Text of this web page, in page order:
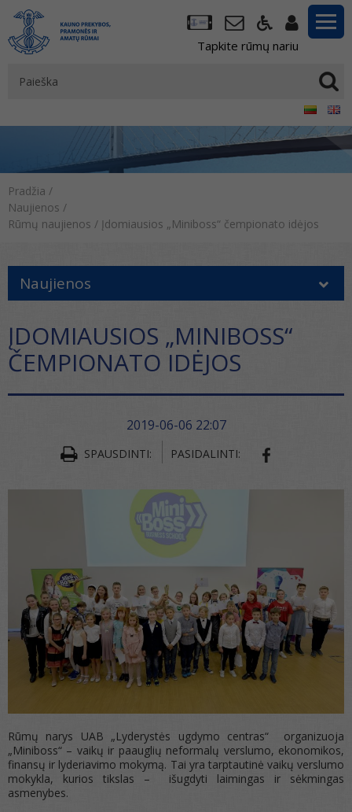
Tapkite rūmų nariu
Pradžia /
Naujienos /
Rūmų naujienos / Įdomiausios „Miniboss“ čempionato idėjos
Naujienos
ĮDOMIAUSIOS „MINIBOSS“
ČEMPIONATO IDĖJOS
2019-06-06 22:07
SPAUSDINTI: PASIDALINTI:
Rūmų narys UAB „Lyderystės ugdymo centras“ organizuoja
„Miniboss“ – vaikų ir paauglių neformalų verslumo, ekonomikos,
finansų ir lyderiavimo mokymą. Tai yra tarptautinė vaikų verslumo
mokykla, kurios tikslas – išugdyti laimingas ir sėkmingas
asmenybes.